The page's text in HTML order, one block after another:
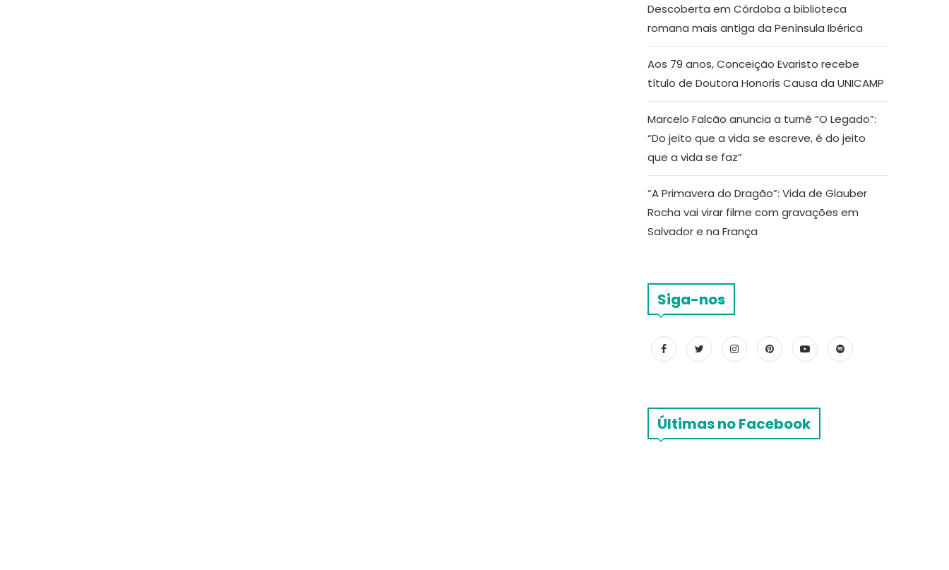
Descoberta em Córdoba a biblioteca
romana mais antiga da Península Ibérica
Aos 79 anos, Conceição Evaristo recebe
título de Doutora Honoris Causa da UNICAMP
Marcelo Falcão anuncia a turnê “O Legado”:
“Do jeito que a vida se escreve, é do jeito
que a vida se faz”
“A Primavera do Dragão”: Vida de Glauber
Rocha vai virar filme com gravações em
Salvador e na França
Siga-nos
Últimas no Facebook